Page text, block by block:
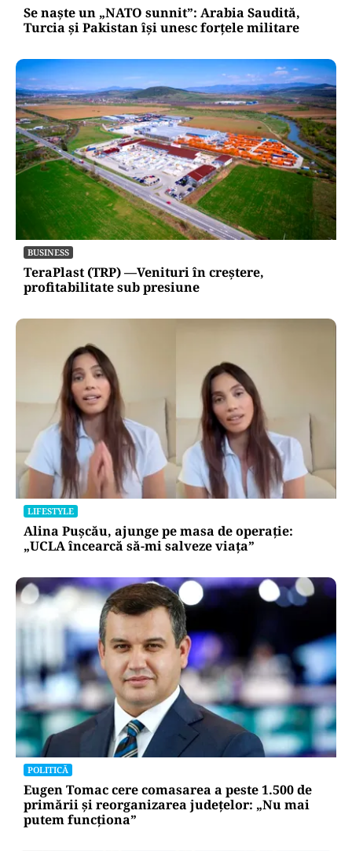
Se naște un „NATO sunnit”: Arabia Saudită,
Turcia și Pakistan își unesc forțele militare
BUSINESS
TeraPlast (TRP) —Venituri în creștere,
profitabilitate sub presiune
LIFESTYLE
Alina Pușcău, ajunge pe masa de operație:
„UCLA încearcă să-mi salveze viața”
POLITICĂ
Eugen Tomac cere comasarea a peste 1.500 de
primării și reorganizarea județelor: „Nu mai
putem funcționa”